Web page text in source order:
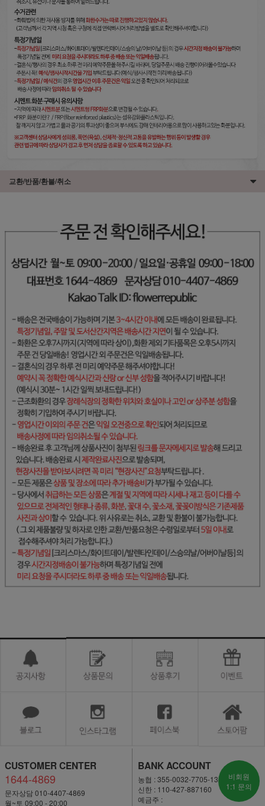
교환/반품/환불/취소
CUSTOMER CENTER
1644-4869
문자상담 010-4407-4869
월~토 09:00 - 20:00
BANK ACCOUNT
농협 : 355-0032-7705-13
신한 : 110-427-887160
예금주 :
비회원
1:1 문의